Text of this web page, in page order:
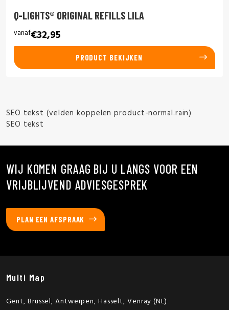
Q-LIGHTS® ORIGINAL REFILLS LILA
vanaf€32,95
PRODUCT BEKIJKEN
SEO tekst (velden koppelen product-normal.rain)
SEO tekst
WIJ KOMEN GRAAG BIJ U LANGS VOOR EEN
VRIJBLIJVEND ADVIESGESPREK
PLAN EEN AFSPRAAK
Multi Map
Gent, Brussel, Antwerpen, Hasselt, Venray (NL)